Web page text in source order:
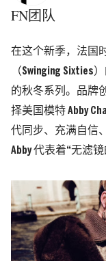
FN团队
在这个新季，法国
（Swinging
的秋冬系列。品牌
择美国模特 Abby
代同步、充满自信
Abby 代表着“无滤